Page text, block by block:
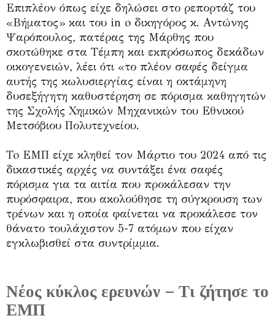
Επιπλέον όπως είχε δηλώσει στο ρεπορτάζ του
«Βήματος» και του in o δικηγόρος κ. Αντώνης
Ψαρόπουλος, πατέρας της Μάρθης που
σκοτώθηκε στα Τέμπη και εκπρόσωπος δεκάδων
οικογενειών, λέει ότι «το πλέον σαφές δείγμα
αυτής της κωλυσιεργίας είναι η οκτάμηνη
δυσεξήγητη καθυστέρηση σε πόρισμα καθηγητών
της Σχολής Χημικών Μηχανικών του Εθνικού
Μετσόβιου Πολυτεχνείου.
To ΕΜΠ είχε κληθεί τον Μάρτιο του 2024 από τις
δικαστικές αρχές να συντάξει ένα σαφές
πόρισμα για τα αιτία που προκάλεσαν την
πυρόσφαιρα, που ακολούθησε τη σύγκρουση των
τρένων και η οποία φαίνεται να προκάλεσε τον
θάνατο τουλάχιστον 5-7 ατόμων που είχαν
εγκλωβισθεί στα συντρίμμια.
Νέος κύκλος ερευνών – Τι ζήτησε το
ΕΜΠ